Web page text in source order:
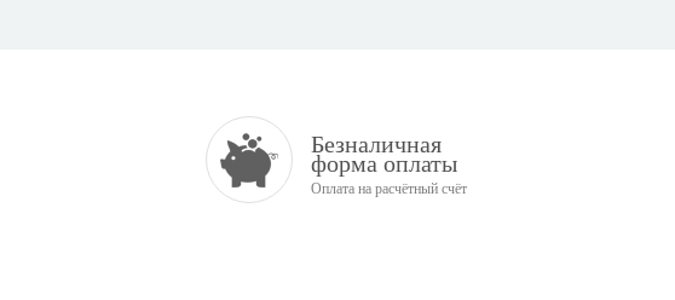
Безналичная
форма оплаты
Оплата на расчётный счёт